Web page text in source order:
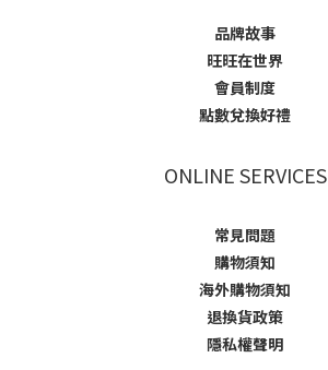
品牌故事
旺旺在世界
會員制度
點數兌換好禮
ONLINE SERVICES
常見問題
購物須知
海外購物須知
退換貨政策
隱私權聲明